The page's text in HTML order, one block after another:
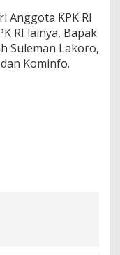
Anggota KPK RI
RI lainya, Bapak
Suleman Lakoro,
Kominfo.